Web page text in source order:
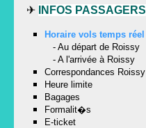
✈ INFOS PASSAGERS
Horaire vols temps réel
- Au départ de Roissy
- A l'arrivée à Roissy
Correspondances Roissy
Heure limite
Bagages
Formalit�s
E-ticket